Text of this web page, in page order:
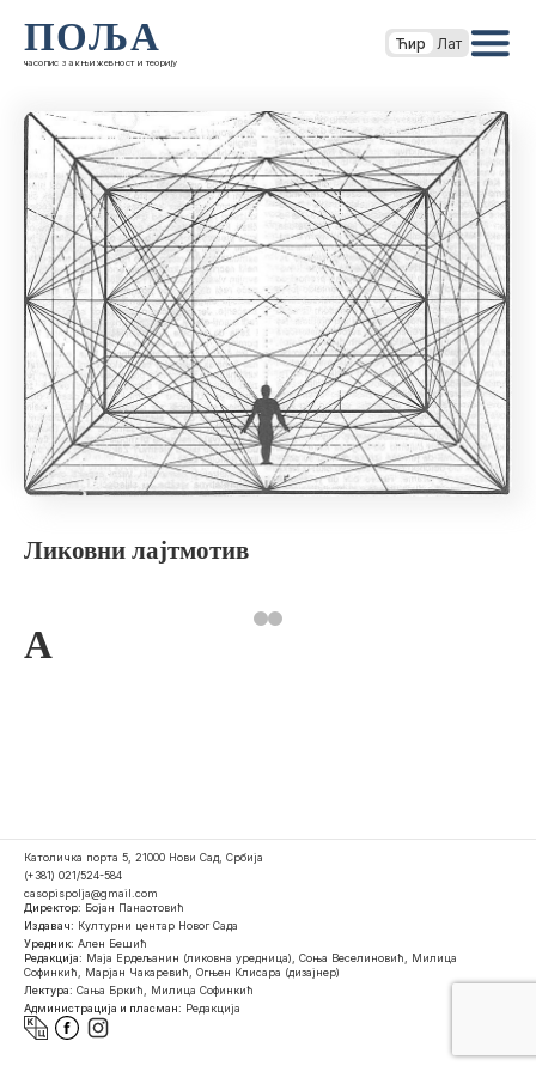
ПОЉА
часопис за књижевност и теорију
Ћир Лат
Ликовни лајтмотив
A
Католичка порта 5, 21000 Нови Сад, Србија
(+381) 021/524-584
casopispolja@gmail.com
Директор: Бојан Панаотовић
Издавач: Културни центар Новог Сада
Уредник: Ален Бешић
Редакција: Маја Ердељанин (ликовна уредница), Соња Веселиновић, Милица
Софинкић, Марјан Чакаревић, Огњен Клисара (дизајнер)
Лектура: Сања Бркић, Милица Софинкић
Администрација и пласман: Редакција